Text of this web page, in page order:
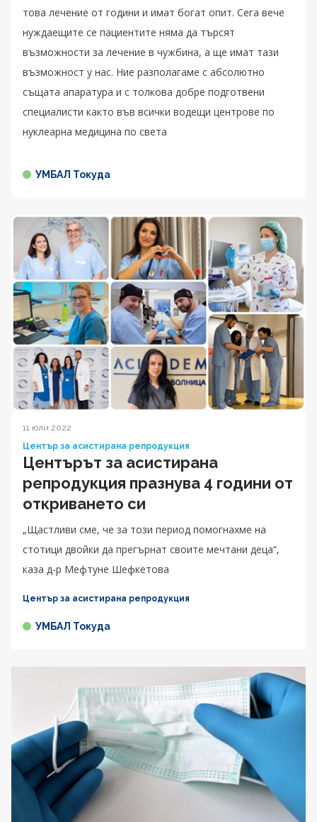
това лечение от години и имат богат опит. Сега вече
нуждаещите се пациентите няма да търсят
възможности за лечение в чужбина, а ще имат тази
възможност у нас. Ние разполагаме с абсолютно
същата апаратура и с толкова добре подготвени
специалисти както във всички водещи центрове по
нуклеарна медицина по света
УМБАЛ Токуда
11 юли 2022
Център за асистирана репродукция
Центърът за асистирана
репродукция празнува 4 години от
откриването си
„Щастливи сме, че за този период помогнахме на
стотици двойки да прегърнат своите мечтани деца“,
каза д-р Мефтуне Шефкетова
Център за асистирана репродукция
УМБАЛ Токуда